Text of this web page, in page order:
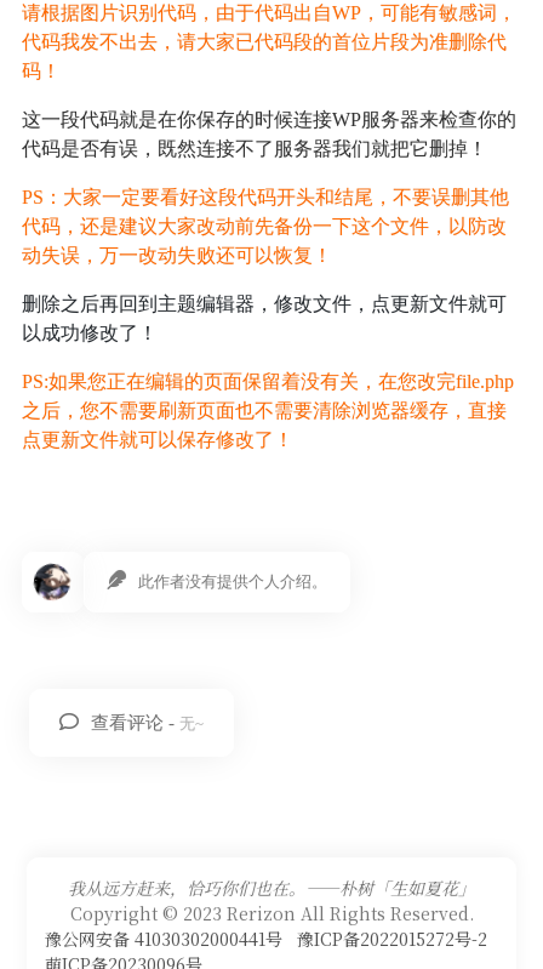
请根据图片识别代码，由于代码出自WP，可能有敏感词，
代码我发不出去，请大家已代码段的首位片段为准删除代
码！
这一段代码就是在你保存的时候连接WP服务器来检查你的
代码是否有误，既然连接不了服务器我们就把它删掉！
PS：大家一定要看好这段代码开头和结尾，不要误删其他
代码，还是建议大家改动前先备份一下这个文件，以防改
动失误，万一改动失败还可以恢复！
删除之后再回到主题编辑器，修改文件，点更新文件就可
以成功修改了！
PS:如果您正在编辑的页面保留着没有关，在您改完file.php
之后，您不需要刷新页面也不需要清除浏览器缓存，直接
点更新文件就可以保存修改了！
此作者没有提供个人介绍。
查看评论 - 无~
我从远方赶来，恰巧你们也在。——朴树「生如夏花」
Copyright © 2023 Rerizon All Rights Reserved.
豫公网安备 41030302000441号 豫ICP备2022015272号-2
萌ICP备20230096号